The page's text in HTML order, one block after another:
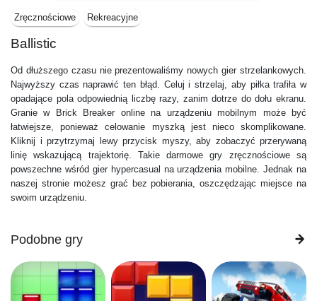
Zręcznościowe Rekreacyjne
Ballistic
Od dłuższego czasu nie prezentowaliśmy nowych gier strzelankowych.
Najwyższy czas naprawić ten błąd. Celuj i strzelaj, aby piłka trafiła w
opadające pola odpowiednią liczbę razy, zanim dotrze do dołu ekranu.
Granie w Brick Breaker online na urządzeniu mobilnym może być
łatwiejsze, ponieważ celowanie myszką jest nieco skomplikowane.
Kliknij i przytrzymaj lewy przycisk myszy, aby zobaczyć przerywaną
linię wskazującą trajektorię. Takie darmowe gry zręcznościowe są
powszechne wśród gier hypercasual na urządzenia mobilne. Jednak na
naszej stronie możesz grać bez pobierania, oszczędzając miejsce na
swoim urządzeniu.
Podobne gry